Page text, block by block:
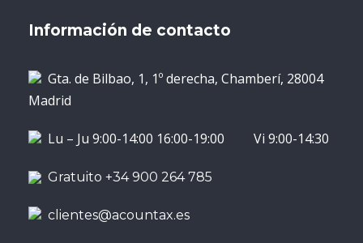
Información de contacto
Gta. de Bilbao, 1, 1º derecha, Chamberí, 28004
Madrid
Lu – Ju 9:00-14:00 16:00-19:00 Vi 9:00-14:30
Gratuito +34 900 264 785
clientes@acountax.es